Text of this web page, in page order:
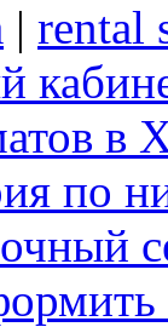
| rental
в
по